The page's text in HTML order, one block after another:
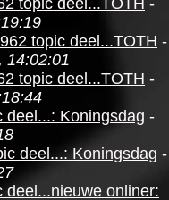
topic deel...TOTH -
topic deel...TOTH -
14:02:01
topic deel...TOTH -
deel...: Koningsdag -
deel...: Koningsdag -
deel...nieuwe onliner: